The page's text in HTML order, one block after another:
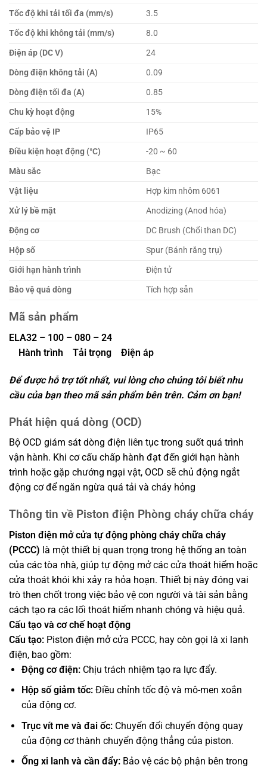
Tốc độ khi tải tối đa (mm/s)
3.5
Tốc độ khi không tải (mm/s)
8.0
Điện áp (DC V)
24
Dòng điện không tải (A)
0.09
Dòng điện tối đa (A)
0.85
Chu kỳ hoạt động
15%
Cấp bảo vệ IP
IP65
Điều kiện hoạt động (°C)
-20 ~ 60
Màu sắc
Bạc
Vật liệu
Hợp kim nhôm 6061
Xử lý bề mặt
Anodizing (Anod hóa)
Động cơ
DC Brush (Chổi than DC)
Hộp số
Spur (Bánh răng trụ)
Giới hạn hành trình
Điện tử
Bảo vệ quá dòng
Tích hợp sẵn
Mã sản phẩm
ELA32 – 100 – 080 – 24
Hành trình Tải trọng Điện áp
Để được hỗ trợ tốt nhất, vui lòng cho chúng tôi biết nhu
cầu của bạn theo mã sản phẩm bên trên. Cảm ơn bạn!
Phát hiện quá dòng (OCD)
Bộ OCD giám sát dòng điện liên tục trong suốt quá trình
vận hành. Khi cơ cấu chấp hành đạt đến giới hạn hành
trình hoặc gặp chướng ngại vật, OCD sẽ chủ động ngắt
động cơ để ngăn ngừa quá tải và cháy hỏng
Thông tin về Piston điện Phòng cháy chữa cháy
Piston điện mở cửa tự động phòng cháy chữa cháy
(PCCC) là một thiết bị quan trọng trong hệ thống an toàn
của các tòa nhà, giúp tự động mở các cửa thoát hiểm hoặc
cửa thoát khói khi xảy ra hỏa hoạn. Thiết bị này đóng vai
trò then chốt trong việc bảo vệ con người và tài sản bằng
cách tạo ra các lối thoát hiểm nhanh chóng và hiệu quả.
Cấu tạo và cơ chế hoạt động
Cấu tạo: Piston điện mở cửa PCCC, hay còn gọi là xi lanh
điện, bao gồm:
Động cơ điện:Chịu trách nhiệm tạo ra lực đẩy.
Hộp số giảm tốc:Điều chỉnh tốc độ và mô-men xoắn
của động cơ.
Trục vít me và đai ốc:Chuyển đổi chuyển động quay
của động cơ thành chuyển động thẳng của piston.
Ống xi lanh và cần đẩy:Bảo vệ các bộ phận bên trong